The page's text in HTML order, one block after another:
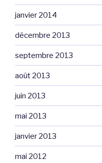
janvier 2014
décembre 2013
septembre 2013
août 2013
juin 2013
mai 2013
janvier 2013
mai 2012